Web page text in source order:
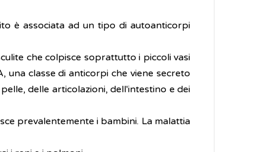
è associata ad un tipo di autoanticorpi
che colpisce soprattutto i piccoli vasi
una classe di anticorpi che viene secreto
delle articolazioni, dell'intestino e dei
prevalentemente i bambini. La malattia